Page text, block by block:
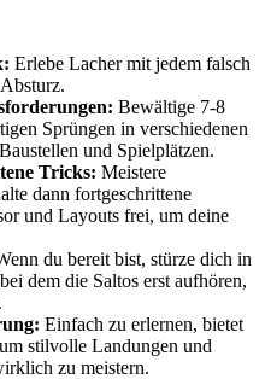
Erlebe Lacher mit jedem falsch
Bewältige 7-8
Sprüngen in verschiedenen
und Spielplätzen.
Tricks: Meistere
dann fortgeschrittene
und Layouts frei, um deine
du bereit bist, stürze dich in
dem die Saltos erst aufhören,
Einfach zu erlernen, bietet
stilvolle Landungen und
zu meistern.